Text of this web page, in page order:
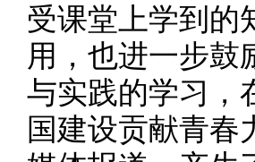
受课堂上学到的
用，也进一步鼓
与实践的学习，
国建设贡献青春